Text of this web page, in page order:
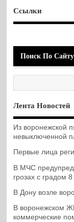
Ссылки
Поиск По Сайту
Лента Новостей
Из воронежской
невыключенной
Первые лица
В МЧС
грозах с градом 8
В Дону возле
В воронежском
коммерческие